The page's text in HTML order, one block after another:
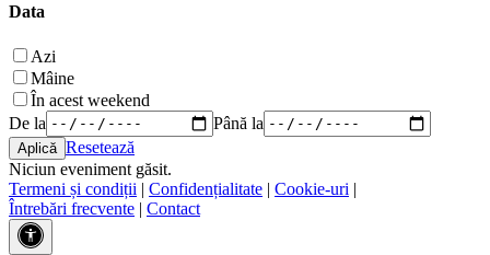
Data
Azi
Mâine
În acest weekend
De la
Până la
Resetează
Niciun eveniment găsit.
Termeni și condiții | Confidențialitate | Cookie-uri |
Întrebări frecvente | Contact